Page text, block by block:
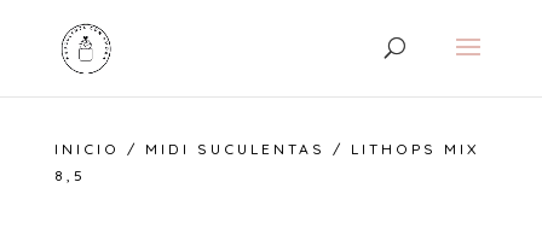
INICIO / MIDI SUCULENTAS
/ LITHOPS MIX
8,5